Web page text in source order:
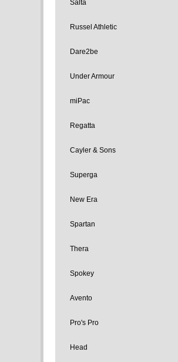
Salta
Russel Athletic
Dare2be
Under Armour
miPac
Regatta
Cayler & Sons
Superga
New Era
Spartan
Thera
Spokey
Avento
Pro's Pro
Head